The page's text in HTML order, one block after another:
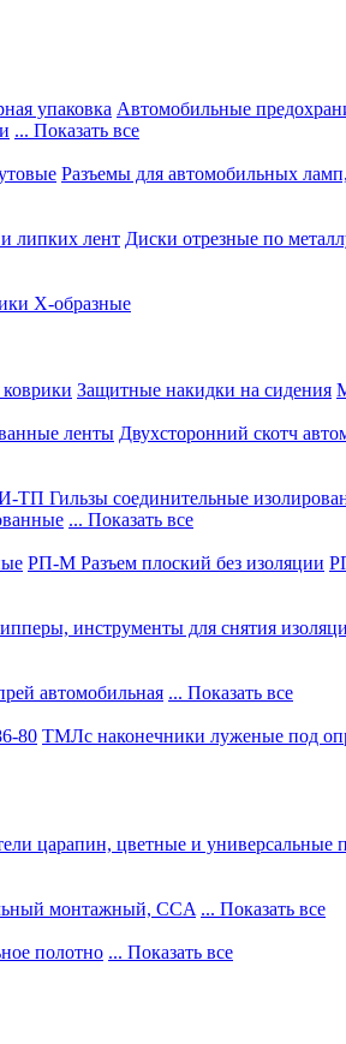
упаковка Автомобильные
... Показать все
Разъемы для автомобильных
липких лент Диски отрезные по
Х-образные
Защитные накидки на сидения
ленты Двухсторонний скотч
ТП Гильзы соединительные
... Показать все
РП-М Разъем плоский без изоляции
инструменты для снятия
автомобильная ... Показать все
80 ТМЛс наконечники луженые под
царапин, цветные и универсальные
монтажный, CCA ... Показать все
полотно ... Показать все